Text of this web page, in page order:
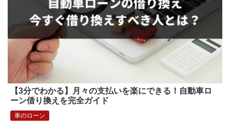
【3分でわかる】月々の支払いを楽にできる！自動車ロ
ーン借り換えを完全ガイド
車のローン